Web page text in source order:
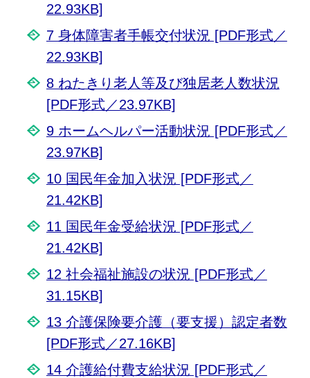
22.93KB]
7 身体障害者手帳交付状況 [PDF形式／
22.93KB]
8 ねたきり老人等及び独居老人数状況
[PDF形式／23.97KB]
9 ホームヘルパー活動状況 [PDF形式／
23.97KB]
10 国民年金加入状況 [PDF形式／
21.42KB]
11 国民年金受給状況 [PDF形式／
21.42KB]
12 社会福祉施設の状況 [PDF形式／
31.15KB]
13 介護保険要介護（要支援）認定者数
[PDF形式／27.16KB]
14 介護給付費支給状況 [PDF形式／